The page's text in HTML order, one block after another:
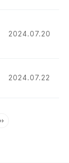
2024.07.20
2024.07.22